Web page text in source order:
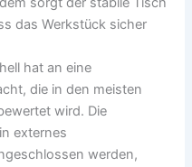
das Werkstück sicher
hat an eine
die in den meisten
wird. Die
externes
werden,